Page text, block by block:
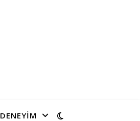
DENEYIM